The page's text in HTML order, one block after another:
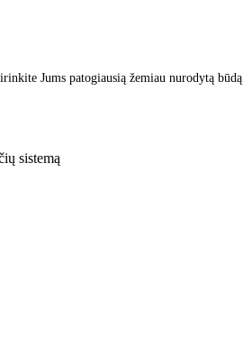
Jums patogiausią žemiau nurodytą būdą.
sistemą